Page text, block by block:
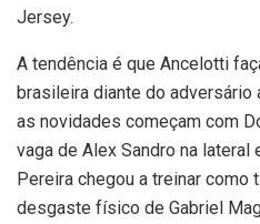
Jersey.
A tendência é que Ancelotti
brasileira diante do adversário
as novidades começam com
vaga de Alex Sandro na lateral
Pereira chegou a treinar como
desgaste físico de Gabriel